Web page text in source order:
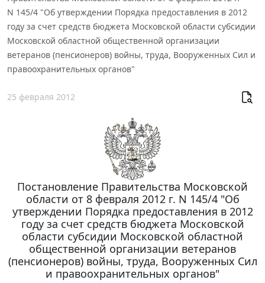
N 145/4 "Об утверждении Порядка предоставления в 2012
году за счет средств бюджета Московской области субсидии
Московской областной общественной организации
ветеранов (пенсионеров) войны, труда, Вооруженных Сил и
правоохранительных органов"
25 февраля 2012
Постановление Правительства Московской
области от 8 февраля 2012 г. N 145/4 "Об
утверждении Порядка предоставления в 2012
году за счет средств бюджета Московской
области субсидии Московской областной
общественной организации ветеранов
(пенсионеров) войны, труда, Вооруженных Сил
и правоохранительных органов"